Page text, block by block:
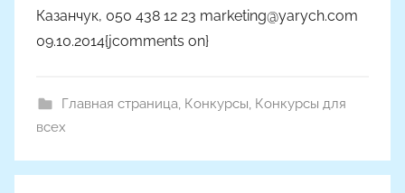
Казанчук, 050 438 12 23 marketing@yarych.com
09.10.2014{jcomments on}
Главная страница Конкурсы Конкурсы для
всех